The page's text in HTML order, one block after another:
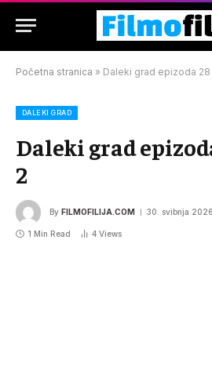
Početna stranica » Daleki grad epizoda
DALEKI GRAD
Daleki grad
2
By FILMOFILIJA.COM 30. svibnja 2026.
1 Min Read 4 Views